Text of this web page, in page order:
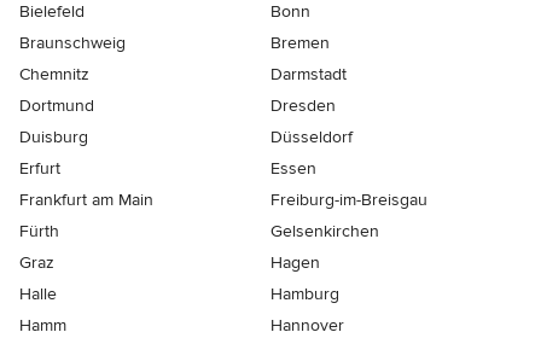
Bielefeld
Bonn
Braunschweig
Bremen
Chemnitz
Darmstadt
Dortmund
Dresden
Duisburg
Düsseldorf
Erfurt
Essen
Frankfurt am Main
Freiburg-im-Breisgau
Fürth
Gelsenkirchen
Graz
Hagen
Halle
Hamburg
Hamm
Hannover